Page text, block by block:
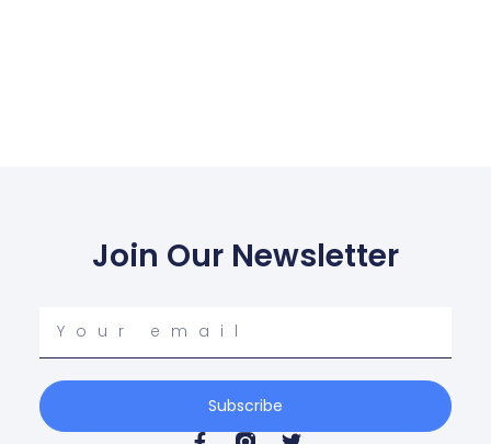
Join Our Newsletter
email
Subscribe